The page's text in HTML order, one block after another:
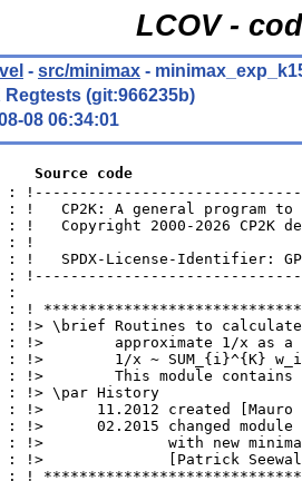
LCOV -
- src/minimax -
Regtests (git:966235b)
08 06:34:01
Source code
:
: !   CP2K: A general program
: !   Copyright 2000-2026 CP2K
: !
: !   SPDX-License-Identifier:
:
:
: !
: !> \brief Routines to
: !>        approximate 1/x as
: !>        1/x ~ SUM_{i}^{K}
: !>        This module
: !> \par History
: !>      11.2012 created [Mauro
: !>      02.2015 changed
: !>              with new
: !>              [Patrick
: !